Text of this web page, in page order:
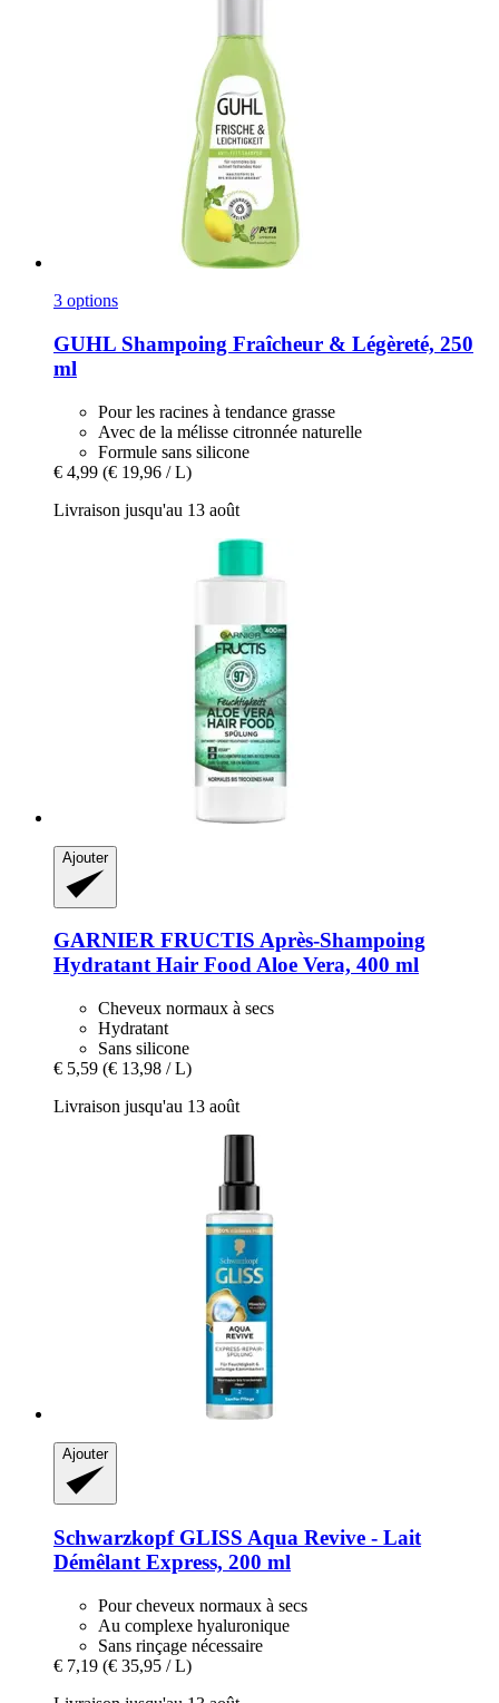
3 options
GUHL Shampoing Fraîcheur & Légèreté, 250
ml
Pour les racines à tendance grasse
Avec de la mélisse citronnée naturelle
Formule sans silicone
€ 4,99 (€ 19,96 / L)
Livraison jusqu'au 13 août
Ajouter
GARNIER FRUCTIS Après-​Shampoing
Hydratant Hair Food Aloe Vera, 400 ml
Cheveux normaux à secs
Hydratant
Sans silicone
€ 5,59 (€ 13,98 / L)
Livraison jusqu'au 13 août
Ajouter
SchwarzkopfGLISS Aqua Revive -​ Lait
Démêlant Express, 200 ml
Pour cheveux normaux à secs
Au complexe hyaluronique
Sans rinçage nécessaire
€ 7,19 (€ 35,95 / L)